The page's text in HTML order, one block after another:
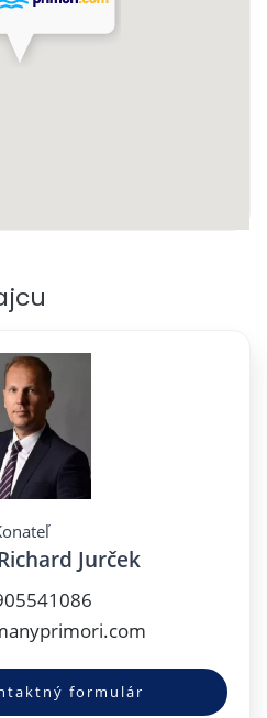
Jurček
formulár